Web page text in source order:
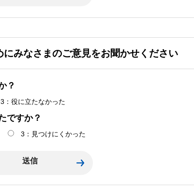
みなさまのご意見をお聞かせください
？
3：役に立たなかった
ですか？
3：見つけにくかった